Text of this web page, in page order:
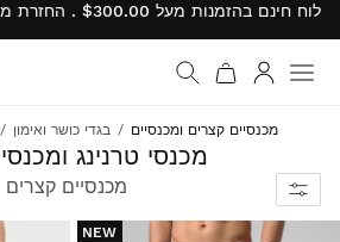
עבור
בגדי כושר ואימון מכנסיים קצרים ומכנסיים
מכנסי טרנינג
מכנסיים קצרים
NEW